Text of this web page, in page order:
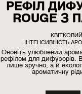
РЕФІЛ
ROUGE З
КВІТКОВИЙ
ІНТЕНСИВНІСТЬ
Оновіть улюблений
рефілом для дифузорів.
лише зручно, а й
ароматичну